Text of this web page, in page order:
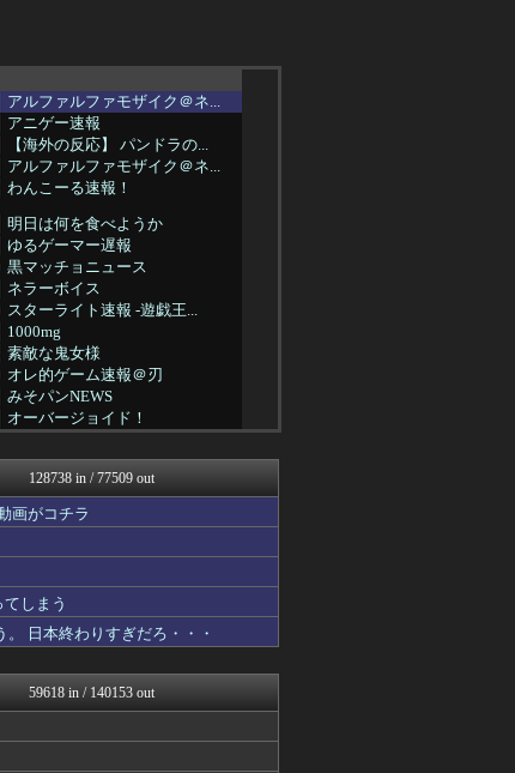
アルファルファモザイク＠ネ...
アニゲー速報
【海外の反応】 パンドラの...
アルファルファモザイク＠ネ...
わんこーる速報！
明日は何を食べようか
ゆるゲーマー遅報
黒マッチョニュース
ネラーボイス
スターライト速報 -遊戯王...
1000mg
素敵な鬼女様
オレ的ゲーム速報＠刃
みそパンNEWS
オーバージョイド！
アルファルファモザイク＠ネ...
Y速報
投資ちゃんねる
常識的に考えた
ネトウヨにゅーす
モッコスヌ〜ン
カンダタ速報
乃木坂46まとめ 乃木りん...
なんJ政治ネタまとめ
AKB48タイムズ（AKB...
128738 in / 77509 out
画がコチラ
しまう
日本終わりすぎだろ・・・
59618 in / 140153 out